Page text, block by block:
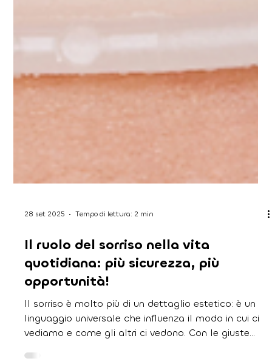
28 set 2025 Tempo di lettura: 2 min
Il ruolo del sorriso nella vita
quotidiana: più sicurezza, più
opportunità!
Il sorriso è molto più di un dettaglio estetico: è un